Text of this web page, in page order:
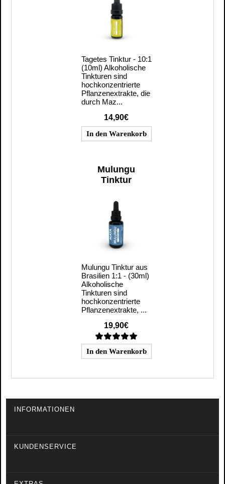
Tagetes Tinktur - 10:1
(10ml) Alkoholische
Tinkturen sind
hochkonzentrierte
Pflanzenextrakte, die
durch Maz...
14,90€
Mulungu
Tinktur
Mulungu Tinktur aus
Brasilien 1:1 - (30ml)
Alkoholische
Tinkturen sind
hochkonzentrierte
Pflanzenextrakte, ...
19,90€
INFORMATIONEN
KUNDENSERVICE